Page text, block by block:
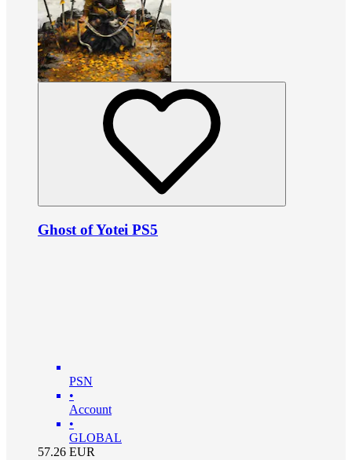
Ghost of Yotei PS5
PSN
•
Account
•
GLOBAL
57.26 EUR